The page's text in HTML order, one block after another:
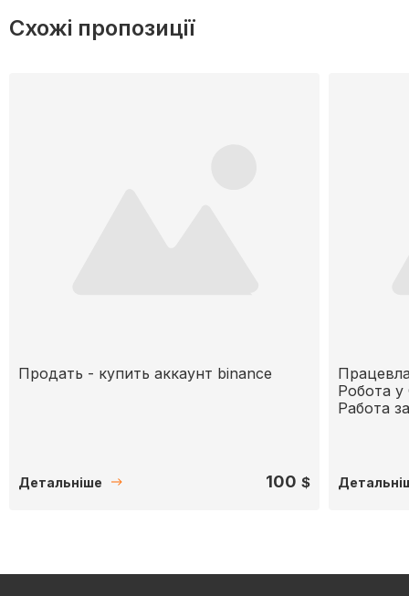
Схожі пропозиції
Продать - купить аккаунт binance
Детальніше 100 $
Робота у
Работа